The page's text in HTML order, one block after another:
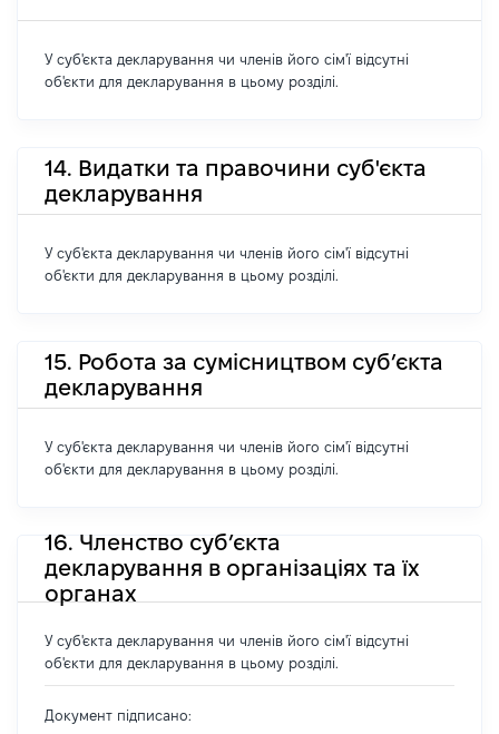
У суб'єкта декларування чи членів його сім'ї відсутні
об'єкти для декларування в цьому розділі.
14. Видатки та правочини суб'єкта
декларування
У суб'єкта декларування чи членів його сім'ї відсутні
об'єкти для декларування в цьому розділі.
15. Робота за сумісництвом суб’єкта
декларування
У суб'єкта декларування чи членів його сім'ї відсутні
об'єкти для декларування в цьому розділі.
16. Членство суб’єкта
декларування в організаціях та їх
органах
У суб'єкта декларування чи членів його сім'ї відсутні
об'єкти для декларування в цьому розділі.
Документ підписано: